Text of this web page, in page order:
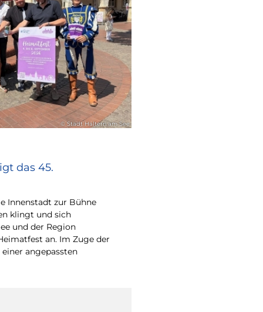
© Stadt Haltern am See
das 45.
Innenstadt zur Bühne
klingt und sich
und der Region
an. Im Zuge der
angepassten